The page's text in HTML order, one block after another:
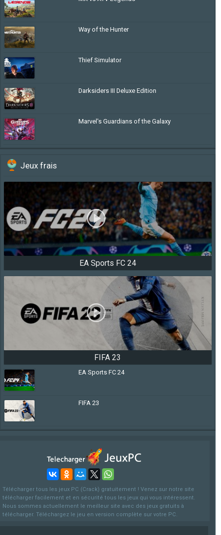
Way of the Hunter
Thief Simulator
Darksiders III Deluxe Edition
Marvel's Guardians of the Galaxy
Jeux frais
EA Sports FC 24
FIFA 23
EA Sports FC 24
FIFA 23
Télécharger tous les jeux PC (Crack) gratuitement ! Venez sur notre site
télécharger facilement et en sécurité tous les jeux qui vous intéressent.
Nous sommes actuellement le meilleur site avec des jeux gratuits à
télécharger. Téléchargez le jeu en version complète sur votre PC.